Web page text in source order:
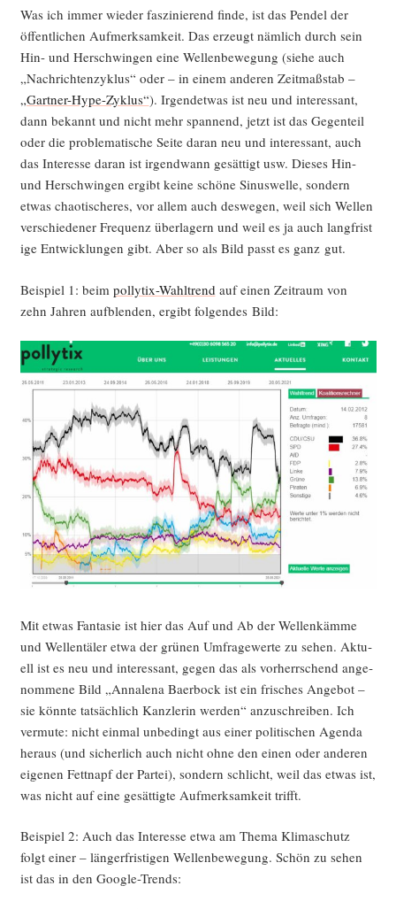
Was ich immer wie­der fas­zi­nie­rend fin­de, ist das Pen­del der
öffent­li­chen Auf­merk­sam­keit. Das erzeugt näm­lich durch sein
Hin- und Her­schwin­gen eine Wel­len­be­we­gung (sie­he auch
„Nach­rich­ten­zy­klus“ oder – in einem ande­ren Zeit­maß­stab –
„Gart­ner-Hype-Zyklus“). Irgend­et­was ist neu und inter­es­sant,
dann bekannt und nicht mehr span­nend, jetzt ist das Gegen­teil
oder die pro­ble­ma­ti­sche Sei­te dar­an neu und inter­es­sant, auch
das Inter­es­se dar­an ist irgend­wann gesät­tigt usw. Die­ses Hin-
und Her­schwin­gen ergibt kei­ne schö­ne Sinus­wel­le, son­dern
etwas chao­ti­sche­res, vor allem auch des­we­gen, weil sich Wel­len
ver­schie­de­ner Fre­quenz über­la­gern und weil es ja auch lang­fris­t
i­ge Ent­wick­lun­gen gibt. Aber so als Bild passt es ganz gut.
Bei­spiel 1: beim pol­ly­tix-Wahl­trend auf einen Zeit­raum von
zehn Jah­ren auf­blen­den, ergibt fol­gen­des Bild:
Mit etwas Fan­ta­sie ist hier das Auf und Ab der Wel­len­käm­me
und Wel­len­tä­ler etwa der grü­nen Umfra­ge­wer­te zu sehen. Aktu­
ell ist es neu und inter­es­sant, gegen das als vor­herr­schend ange­
nom­me­ne Bild „Anna­le­na Baer­bock ist ein fri­sches Ange­bot –
sie könn­te tat­säch­lich Kanz­le­rin wer­den“ anzu­schrei­ben. Ich
ver­mu­te: nicht ein­mal unbe­dingt aus einer poli­ti­schen Agen­da
her­aus (und sicher­lich auch nicht ohne den einen oder ande­ren
eige­nen Fett­napf der Par­tei), son­dern schlicht, weil das etwas ist,
was nicht auf eine gesät­tig­te Auf­merk­sam­keit trifft.
Bei­spiel 2: Auch das Inter­es­se etwa am The­ma Kli­ma­schutz
folgt einer – län­ger­fris­ti­gen Wel­len­be­we­gung. Schön zu sehen
ist das in den Google-Trends: